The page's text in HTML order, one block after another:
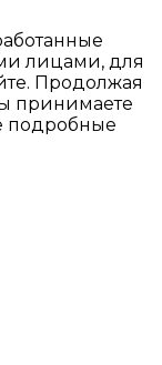
лицами, для
Продолжая
принимаете
подробные